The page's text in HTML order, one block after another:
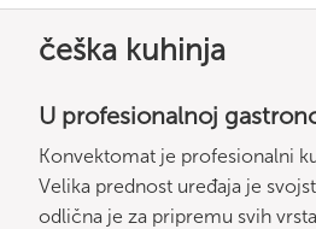
češka kuhinja
U profesionalnoj
Konvektomat je profesionalni
Velika prednost uređaja je
odlična je za pripremu svih